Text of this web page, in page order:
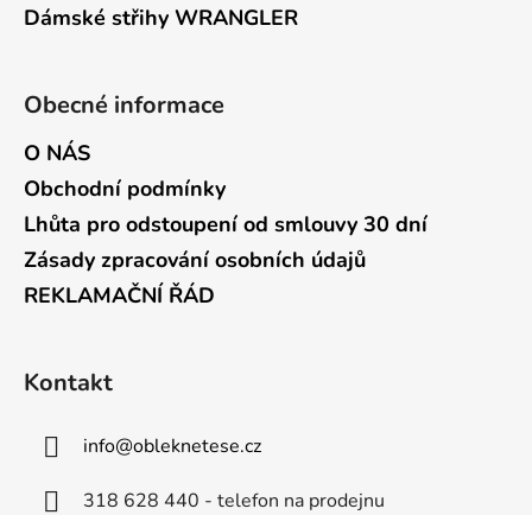
Dámské střihy WRANGLER
Obecné informace
O NÁS
Obchodní podmínky
Lhůta pro odstoupení od smlouvy 30 dní
Zásady zpracování osobních údajů
REKLAMAČNÍ ŘÁD
Kontakt
info@obleknetese.cz
318 628 440 - telefon na prodejnu